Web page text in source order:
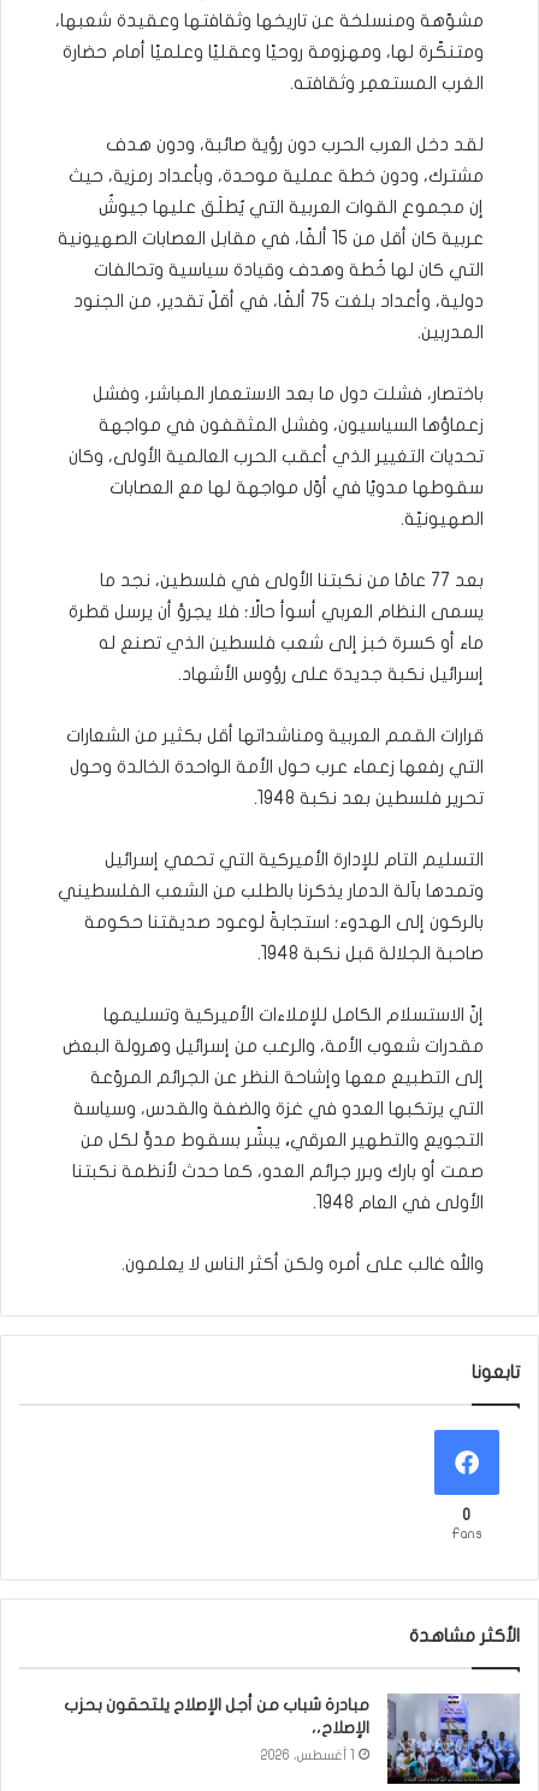
مشوّهة ومنسلخة عن تاريخها وثقافتها وعقيدة شعبها،
ومتنكّرة لها، ومهزومة روحيًا وعقليًا وعلميًا أمام حضارة
الغرب المستعمِر وثقافته.
لقد دخل العرب الحرب دون رؤية صائبة، ودون هدف
مشترك، ودون خطة عملية موحدة، وبأعداد رمزية، حيث
إن مجموع القوات العربية التي يُطلَق عليها جيوشٌ
عربية كان أقل من 15 ألفًا، في مقابل العصابات الصهيونية
التي كان لها خُطة وهدف وقيادة سياسية وتحالفات
دولية، وأعداد بلغت 75 ألفًا، في أقلّ تقدير، من الجنود
المدربين.
باختصار، فشلت دول ما بعد الاستعمار المباشر، وفشل
زعماؤها السياسيون، وفشل المثقفون في مواجهة
تحديات التغيير الذي أعقب الحرب العالمية الأولى، وكان
سقوطها مدويًا في أوّل مواجهة لها مع العصابات
الصهيونيّة.
بعد 77 عامًا من نكبتنا الأولى في فلسطين، نجد ما
يسمى النظام العربي أسوأ حالًا؛ فلا يجرؤ أن يرسل قطرة
ماء أو كسرة خبز إلى شعب فلسطين الذي تصنع له
إسرائيل نكبة جديدة على رؤوس الأشهاد.
قرارات القمم العربية ومناشداتها أقل بكثير من الشعارات
التي رفعها زعماء عرب حول الأمة الواحدة الخالدة وحول
تحرير فلسطين بعد نكبة 1948.
التسليم التام للإدارة الأميركية التي تحمي إسرائيل
وتمدها بآلة الدمار يذكرنا بالطلب من الشعب الفلسطيني
بالركون إلى الهدوء؛ استجابةً لوعود صديقتنا حكومة
صاحبة الجلالة قبل نكبة 1948.
إنّ الاستسلام الكامل للإملاءات الأميركية وتسليمها
مقدرات شعوب الأمة، والرعب من إسرائيل وهرولة البعض
إلى التطبيع معها وإشاحة النظر عن الجرائم المروّعة
التي يرتكبها العدو في غزة والضفة والقدس، وسياسة
التجويع والتطهير العرقي، يبشّر بسقوط مدوٍّ لكل من
صمت أو بارك وبرر جرائم العدو، كما حدث لأنظمة نكبتنا
الأولى في العام 1948.
والله غالب على أمره ولكن أكثر الناس لا يعلمون.
تابعونا
0
Fans
الأكثر مشاهدة
مبادرة شباب من أجل الإصلاح يلتحقون بحزب
الإصلاح،،